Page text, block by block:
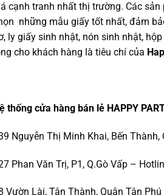
cạnh tranh nhất thị trường. Các sản
những mẫu giấy tốt nhất, đảm
ly giấy sinh nhật, nón sinh nhật,
cho khách hàng là tiêu chí của
thống cửa hàng bán lẻ HAPPY
Nguyễn Thị Minh Khai, Bến
Phan Văn Trị, P1, Q.Gò Vấp –
Vườn Lài, Tân Thành, Quận Tân